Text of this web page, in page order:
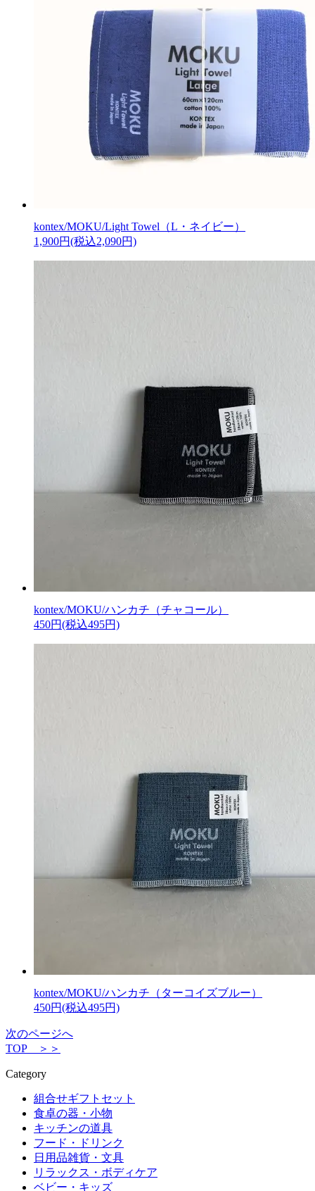
kontex/MOKU/Light Towel（L・ネイビー）
1,900円(税込2,090円)
kontex/MOKU/ハンカチ（チャコール）
450円(税込495円)
kontex/MOKU/ハンカチ（ターコイズブルー）
450円(税込495円)
次のページへ
TOP ＞＞
Category
組合せギフトセット
食卓の器・小物
キッチンの道具
フード・ドリンク
日用品雑貨・文具
リラックス・ボディケア
ベビー・キッズ